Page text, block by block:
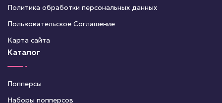
Политика обработки персональных данных
Пользовательское Соглашение
Карта сайта
Каталог
Попперсы
Наборы попперсов